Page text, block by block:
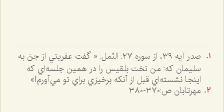
صدر آيه ٣٩، از سوره ٢٧: النّمل: « گفت عفريتي از جنّ به
سليمان كه: من تخت بلقيس را در همين جلسه‌اي كه
اينجا نشسته‌اي قبل از آنكه برخيزي براي تو مي‌آورم!»
مهرتابان ص:٣٧٠-٣٨٠